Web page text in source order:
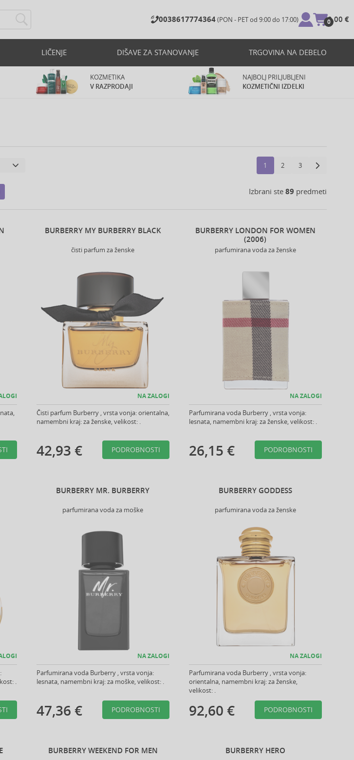
0038617774364(PON - PET od 9:00 do 17:00) 0
0,00 €
LIČENJE DIŠAVE ZA STANOVANJE TRGOVINA NA DEBELO
KOZMETIKA
V RAZPRODAJI
NAJBOLJ PRILJUBLJENI
KOZMETIČNI IZDELKI
1 2 3
Izbrani ste 89 predmeti
BURBERRY MY BURBERRY BLACK
čisti parfum za ženske
NA ZALOGI
Čisti parfum Burberry , vrsta vonja: orientalna,
namembni kraj: za ženske, velikost: .
42,93 € PODROBNOSTI
BURBERRY LONDON FOR WOMEN
(2006)
parfumirana voda za ženske
NA ZALOGI
Parfumirana voda Burberry , vrsta vonja:
lesnata, namembni kraj: za ženske, velikost: .
26,15 € PODROBNOSTI
.
BURBERRY MR. BURBERRY
parfumirana voda za moške
NA ZALOGI
Parfumirana voda Burberry , vrsta vonja:
lesnata, namembni kraj: za moške, velikost: .
47,36 € PODROBNOSTI
BURBERRY GODDESS
parfumirana voda za ženske
NA ZALOGI
Parfumirana voda Burberry , vrsta vonja:
orientalna, namembni kraj: za ženske,
velikost: .
92,60 € PODROBNOSTI
BURBERRY WEEKEND FOR MEN BURBERRY HERO